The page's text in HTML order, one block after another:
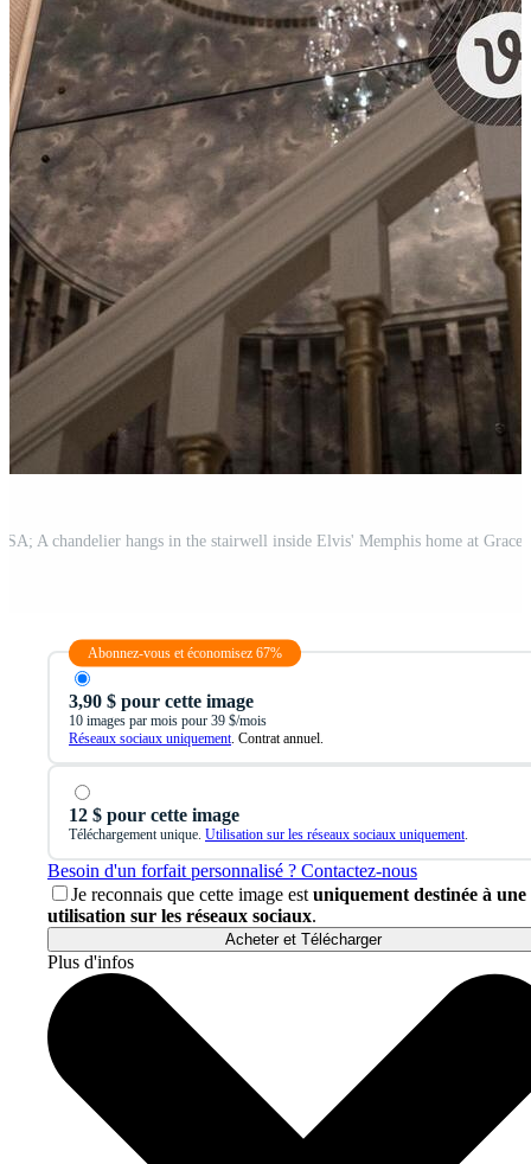
Abonnez-vous et économisez 67%
3,90 $ pour cette image
10 images par mois pour 39 $/mois
Réseaux sociaux uniquement. Contrat annuel.
12 $ pour cette image
Téléchargement unique. Utilisation sur les réseaux sociaux uniquement.
Besoin d'un forfait personnalisé ? Contactez-nous
Je reconnais que cette image est uniquement destinée à une
utilisation sur les réseaux sociaux.
Acheter et Télécharger
Plus d'infos